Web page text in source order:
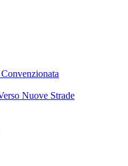
Nuove Strade